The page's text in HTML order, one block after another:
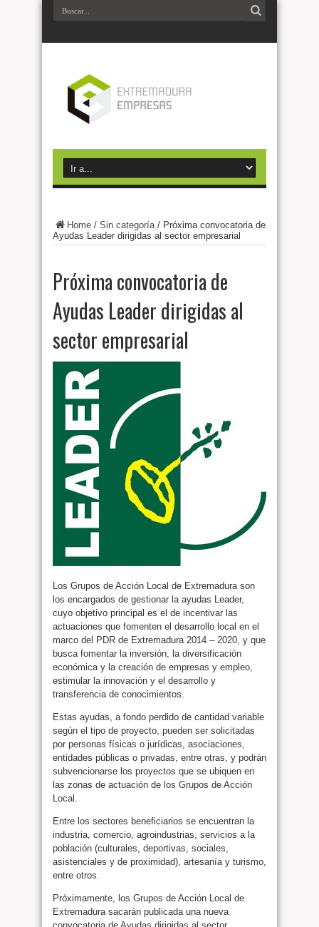
Home / Sin categoría/ Próxima convocatoria de
Ayudas Leader dirigidas al sector empresarial
Próxima convocatoria de
Ayudas Leader dirigidas al
sector empresarial
Los Grupos de Acción Local de Extremadura son
los encargados de gestionar la ayudas Leader,
cuyo objetivo principal es el de incentivar las
actuaciones que fomenten el desarrollo local en el
marco del PDR de Extremadura 2014 – 2020, y que
busca fomentar la inversión, la diversificación
económica y la creación de empresas y empleo,
estimular la innovación y el desarrollo y
transferencia de conocimientos.
Estas ayudas, a fondo perdido de cantidad variable
según el tipo de proyecto, pueden ser solicitadas
por personas físicas o jurídicas, asociaciones,
entidades públicas o privadas, entre otras, y podrán
subvencionarse los proyectos que se ubiquen en
las zonas de actuación de los Grupos de Acción
Local.
Entre los sectores beneficiarios se encuentran la
industria, comercio, agroindustrias, servicios a la
población (culturales, deportivas, sociales,
asistenciales y de proximidad), artesanía y turismo,
entre otros.
Próximamente, los Grupos de Acción Local de
Extremadura sacarán publicada una nueva